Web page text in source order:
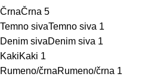
ČrnaČrna 5
Temno sivaTemno siva 1
Denim sivaDenim siva 1
KakiKaki 1
Rumeno/črnaRumeno/črna 1